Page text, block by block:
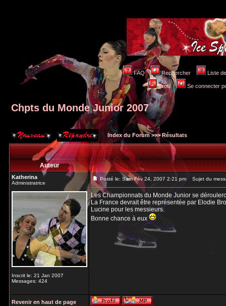
FAQ Rechercher Liste
Profil Se connecter
Chpts du Monde Junior 2007
Index du Forum>>>Résultats
Auteur
Katherina
Administratrice
Inscrit le: 21 Jan 2007
Messages: 424
Posté le: Sam Fév 24, 2007 2:21 pm Sujet du
Les Championnats du Monde Junior se
La France devrait être représentée par Elodie
Lucine pour les messieurs.
Bonne chance à eux
Revenir en haut de page